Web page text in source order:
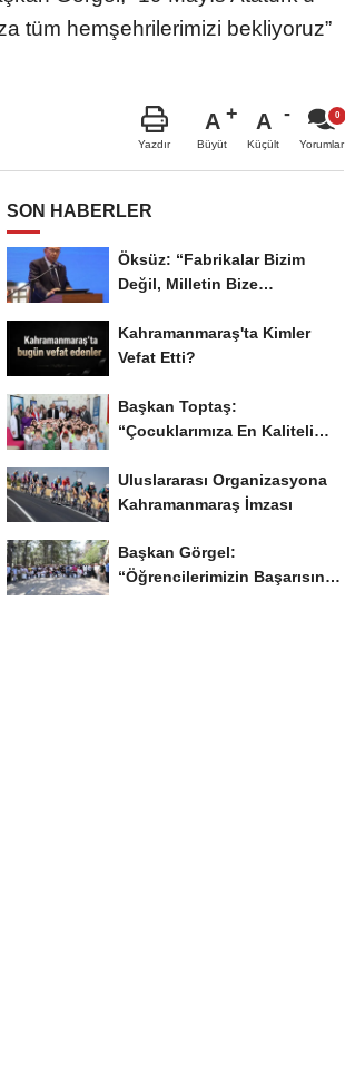
tüm hemşehrilerimizi bekliyoruz”
Yazdır
A
Büyüt
A
Küçült Yorumlar
SON HABERLER
Öksüz: “Fabrikalar Bizim
Değil, Milletin Bize
Kahramanmaraş'ta Kimler
Vefat Etti?
Başkan Toptaş:
“Çocuklarımıza En Kaliteli
Uluslararası Organizasyona
Kahramanmaraş İmzası
Başkan Görgel:
“Öğrencilerimizin Başarısını